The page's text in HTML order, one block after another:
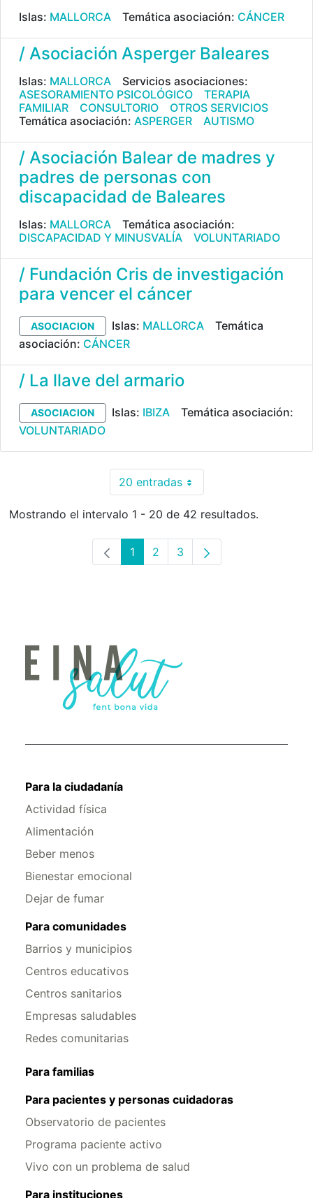
Islas: MALLORCA Temática asociación: CÁNCER
/ Asociación Asperger Baleares
Islas: MALLORCA
Servicios asociaciones:
ASESORAMIENTO PSICOLÓGICO
TERAPIA
FAMILIAR
CONSULTORIO
OTROS SERVICIOS
Temática asociación: ASPERGER AUTISMO
/ Asociación Balear de madres y
padres de personas con
discapacidad de Baleares
Islas: MALLORCA
Temática asociación:
DISCAPACIDAD Y MINUSVALÍA
VOLUNTARIADO
/ Fundación Cris de investigación
para vencer el cáncer
ASOCIACION Islas: MALLORCA
Temática
asociación: CÁNCER
/ La llave del armario
ASOCIACION Islas: IBIZA
Temática asociación:
VOLUNTARIADO
20 entradasPor página
Mostrando el intervalo 1 - 20 de 42 resultados.
Página
1 Página
2 Página
3
Para la ciudadanía
Actividad física
Alimentación
Beber menos
Bienestar emocional
Dejar de fumar
Para comunidades
Barrios y municipios
Centros educativos
Centros sanitarios
Empresas saludables
Redes comunitarias
Para familias
Para pacientes y personas cuidadoras
Observatorio de pacientes
Programa paciente activo
Vivo con un problema de salud
Para instituciones